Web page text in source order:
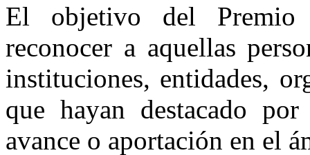
El objetivo del Premio
reconocer a aquellas
instituciones, entidades,
que hayan destacado
avance o aportación en el